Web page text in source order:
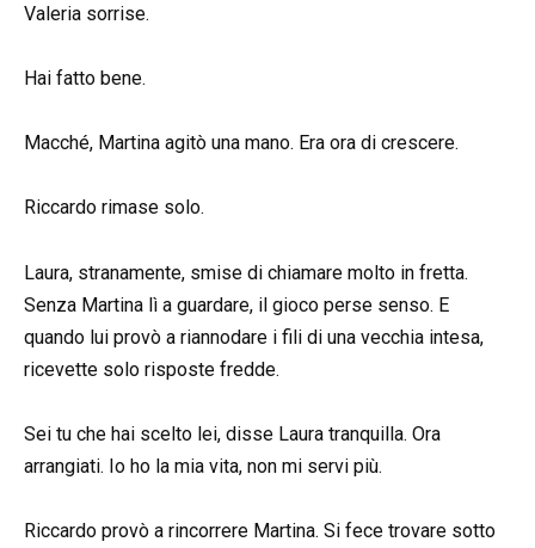
Valeria sorrise.
Hai fatto bene.
Macché, Martina agitò una mano. Era ora di crescere.
Riccardo rimase solo.
Laura, stranamente, smise di chiamare molto in fretta.
Senza Martina lì a guardare, il gioco perse senso. E
quando lui provò a riannodare i fili di una vecchia intesa,
ricevette solo risposte fredde.
Sei tu che hai scelto lei, disse Laura tranquilla. Ora
arrangiati. Io ho la mia vita, non mi servi più.
Riccardo provò a rincorrere Martina. Si fece trovare sotto